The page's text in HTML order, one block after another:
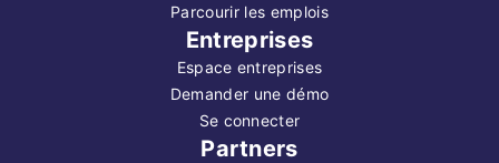
Parcourir les emplois
Entreprises
Espace entreprises
Demander une démo
Se connecter
Partners